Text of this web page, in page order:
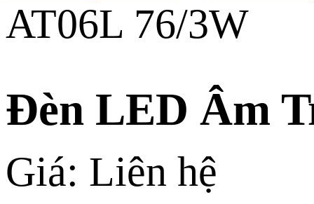
AT06L 76/3W
Đèn LED Âm
Giá: Liên hệ